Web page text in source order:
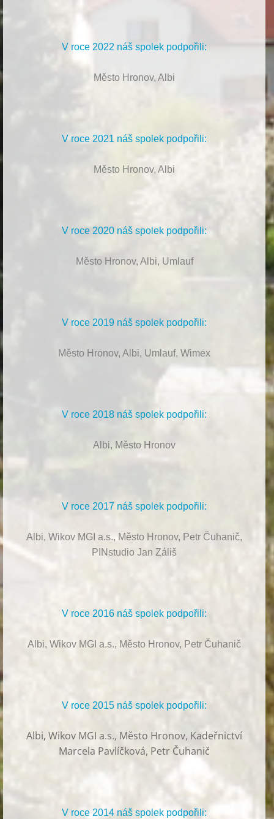
V roce 2022 náš spolek podpořili:
Město Hronov, Albi
V roce 2021 náš spolek podpořili:
Město Hronov, Albi
V roce 2020 náš spolek podpořili:
Město Hronov, Albi, Umlauf
V roce 2019 náš spolek podpořili:
Město Hronov, Albi, Umlauf, Wimex
V roce 2018 náš spolek podpořili:
Albi, Město Hronov
V roce 2017 náš spolek podpořili:
Albi, Wikov MGI a.s., Město Hronov, Petr Čuhanič,
PINstudio Jan Záliš
V roce 2016 náš spolek podpořili:
Albi, Wikov MGI a.s., Město Hronov, Petr Čuhanič
V roce 2015 náš spolek podpořili:
Albi,Wikov MGI a.s., Město Hronov, Kadeřnictví
Marcela Pavlíčková, Petr Čuhanič
V roce 2014 náš spolek podpořili: